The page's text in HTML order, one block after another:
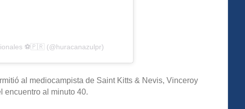
⚽️🇵🇷 (@huracanazulpr)
al mediocampista de Saint Kitts & Nevis, Vinceroy
encuentro al minuto 40.